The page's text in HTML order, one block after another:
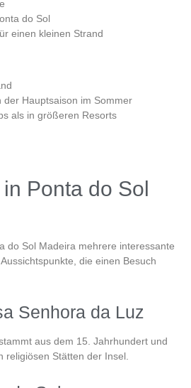
do Sol
einen kleinen Strand
der Hauptsaison im Sommer
als in größeren Resorts
Ponta do Sol
do Sol Madeira mehrere interessante
die einen Besuch
Senhora da Luz
aus dem 15. Jahrhundert und
religiösen Stätten der Insel.